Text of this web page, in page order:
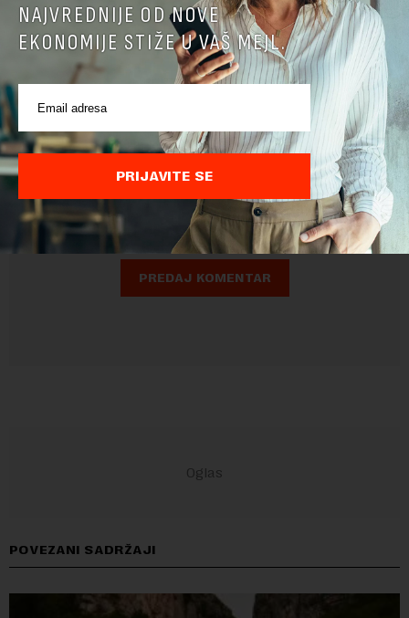
Pre slanja komentara, molimo vas da se upoznate sa
pravilima komentarisanja i pravilima korišćenja sajta.
Google Politika
Privatnostii Google Uslovi Korišćenja su primenjeni.
POVEZANI SADRŽAJI
NAJVREDNIJE OD NOVE
EKONOMIJE STIŽE U VAŠ MEJL.
PRIJAVITE SE